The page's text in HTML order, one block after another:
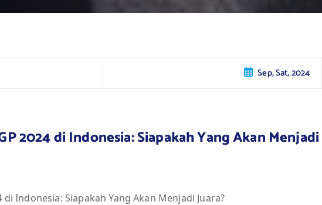
Sep, Sat, 2024
2024 di Indonesia: Siapakah Yang Akan Menjadi
Indonesia: Siapakah Yang Akan Menjadi Juara?